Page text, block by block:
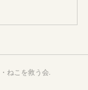
ねこを救う会.